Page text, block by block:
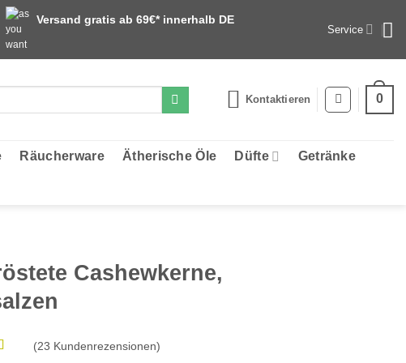
Versand gratis ab 69€* innerhalb DE
Service
Kontaktieren 0
Räucherware Ätherische Öle Düfte Getränke
Cashewkerne,
(23 Kundenrezensionen)